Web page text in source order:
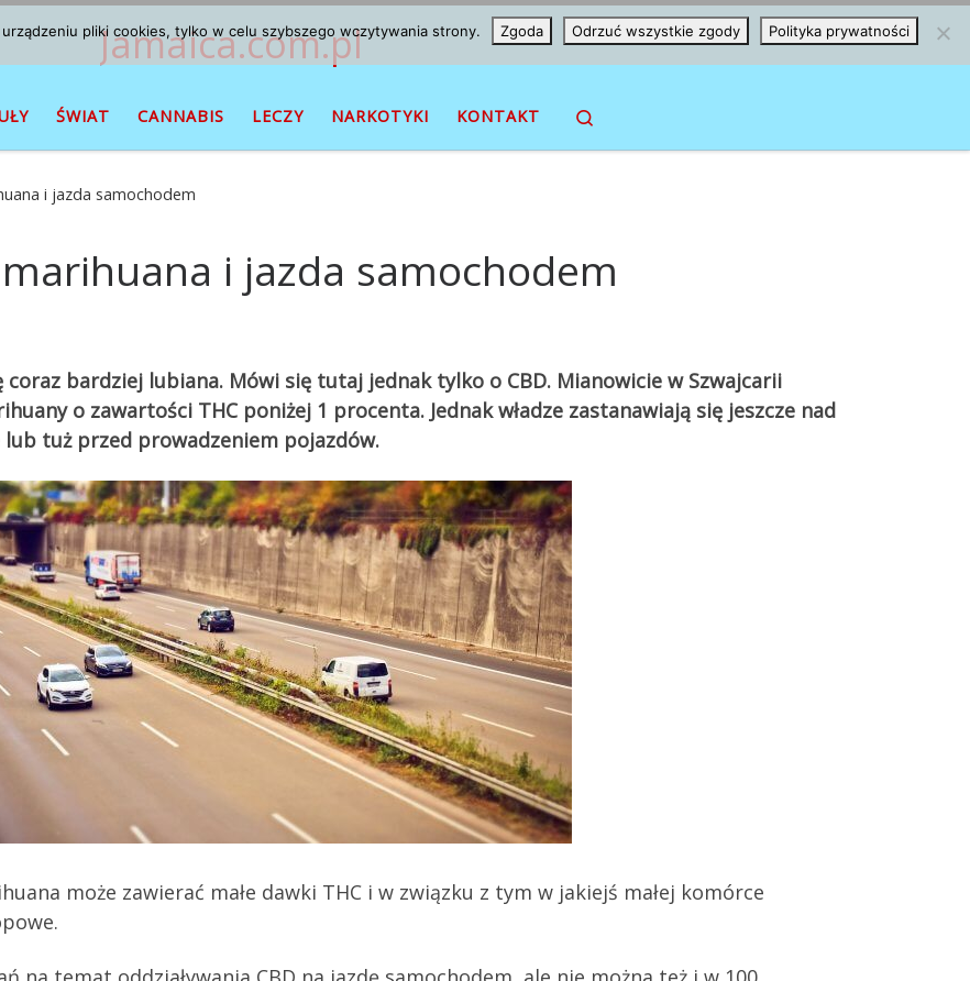
Jamaica.com.pl
ŚWIAT CANNABIS LECZY NARKOTYKI KONTAKT
i jazda samochodem
i jazda samochodem
bardziej lubiana. Mówi się tutaj jednak tylko o CBD. Mianowicie w Szwajcarii
o zawartości THC poniżej 1 procenta. Jednak władze zastanawiają się jeszcze nad
tuż przed prowadzeniem pojazdów.
może zawierać małe dawki THC i w związku z tym w jakiejś małej komórce
pliki cookies, tylko w celu szybszego wczytywania strony. Zgoda Odrzuć wszystkie zgody Polityka prywatności